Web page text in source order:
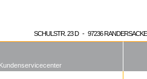
SCHULSTR. 23 D - 97236
Kundenservicecenter